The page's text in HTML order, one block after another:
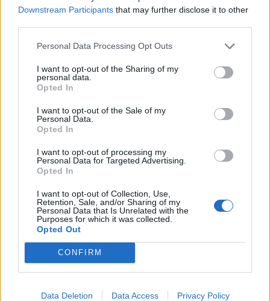
Downstream Participants that may further disclose it to other
Personal Data Processing Opt Outs
I want to opt-out of the Sharing of my
personal data.
Opted In
I want to opt-out of the Sale of my
Personal Data.
Opted In
I want to opt-out of processing my
Personal Data for Targeted Advertising.
Opted In
I want to opt-out of Collection, Use,
Retention, Sale, and/or Sharing of my
Personal Data that Is Unrelated with the
Purposes for which it was collected.
Opted Out
CONFIRM
Data Deletion Data Access Privacy Policy
15.4.15
Styx
Какво му е специалното на това плашило?
предполагам това, че дава 500 ТрТо на 10:00 ч.
17.4.15
черешка
Старши болярин
От парти билетите от куеста Творци във фермата ми
жълт развъдник за японски шарани; 8 специална тор